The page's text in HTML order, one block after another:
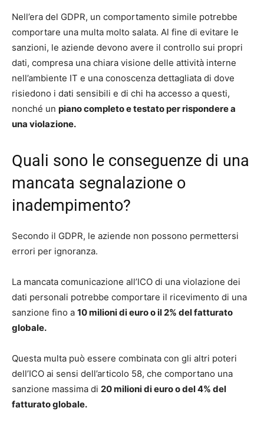
Nell’era del GDPR, un comportamento simile potrebbe
comportare una multa molto salata. Al fine di evitare le
sanzioni, le aziende devono avere il controllo sui propri
dati, compresa una chiara visione delle attività interne
nell’ambiente IT e una conoscenza dettagliata di dove
risiedono i dati sensibili e di chi ha accesso a questi,
nonché un piano completo e testato per rispondere a
una violazione.
Quali sono le conseguenze di una
mancata segnalazione o
inadempimento?
Secondo il GDPR, le aziende non possono permettersi
errori per ignoranza.
La mancata comunicazione all’ICO di una violazione dei
dati personali potrebbe comportare il ricevimento di una
sanzione fino a 10 milioni di euro o il 2% del fatturato
globale.
Questa multa può essere combinata con gli altri poteri
dell’ICO ai sensi dell’articolo 58, che comportano una
sanzione massima di 20 milioni di euro o del 4% del
fatturato globale.